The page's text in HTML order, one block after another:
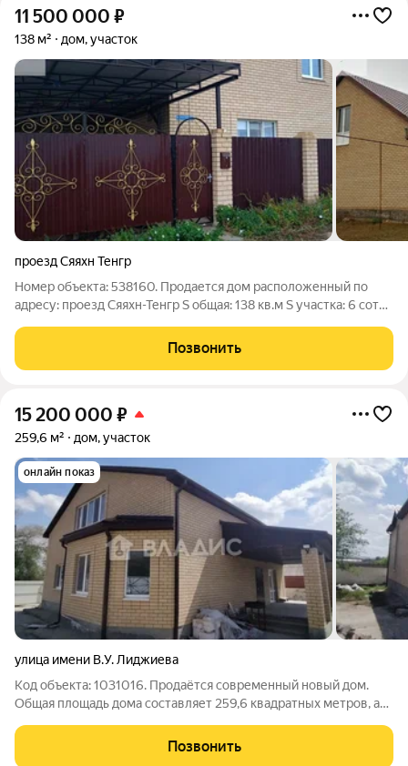
11 500 000 ₽
138 м² дом, участок
проезд Сяяхн Тенгр
Номер объекта: 538160. Продается дом расположенный по
адресу: проезд Сяяхн-Тенгр S общая: 138 кв.м S участка: 6 соток
кровля-деревянное
Позвонить
15 200 000 ₽
259,6 м² дом, участок
онлайн показ
улица имени В.У. Лиджиева
Код объекта: 1031016. Продаётся современный новый дом.
Общая площадь дома составляет 259,6 квадратных метров, а
предлагает 3 спальные комнаты, просторный зал, кухню с
выходом на террасу,
Позвонить